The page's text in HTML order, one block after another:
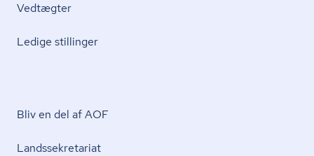
Vedtægter
Ledige stillinger
Bliv en del af AOF
Lands­se­kre­ta­ri­at